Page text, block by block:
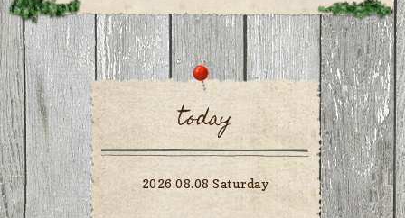
today
2026.08.08 Saturday